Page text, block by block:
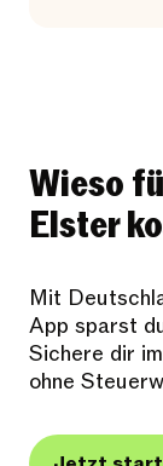
Wieso
Elster
Mit
App sparst
Sichere dir
ohne